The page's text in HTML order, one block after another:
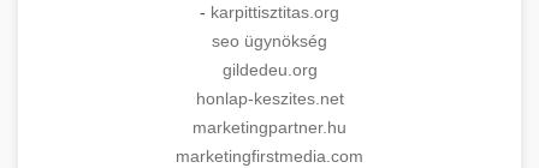
- karpittisztitas.org
seo ügynökség
gildedeu.org
honlap-keszites.net
marketingpartner.hu
marketingfirstmedia.com